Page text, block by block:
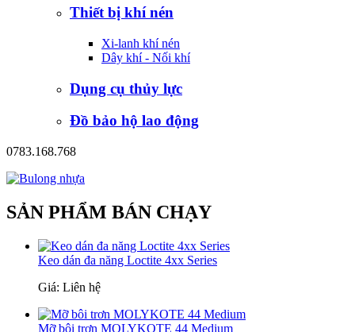
Thiết bị khí nén
Xi-lanh khí nén
Dây khí - Nối khí
Dụng cụ thủy lực
Đồ bảo hộ lao động
0783.168.768
SẢN PHẨM BÁN CHẠY
Keo dán đa năng Loctite 4xx Series
Giá: Liên hệ
Mỡ bôi trơn MOLYKOTE 44 Medium